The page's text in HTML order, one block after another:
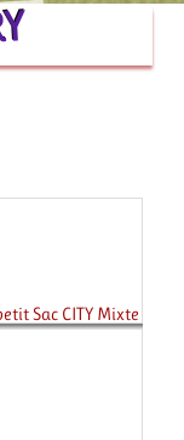
Sac CITY Mixte